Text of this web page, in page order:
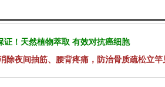
证！天然植物萃取 有效对抗癌细胞
除夜间抽筋、腰背疼痛，防治骨质疏松立竿